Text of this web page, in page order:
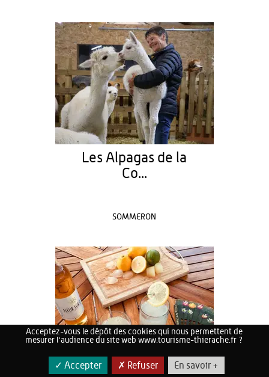
Les Alpagas de la
Co...
SOMMERON
Acceptez-vous le dépôt des cookies qui nous permettent de
mesurer l'audience du site web www.tourisme-thierache.fr ?
✓ Accepter ✗ Refuser En savoir +